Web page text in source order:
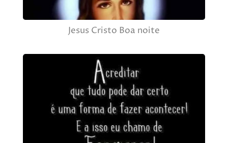
Jesus Cristo Boa noite